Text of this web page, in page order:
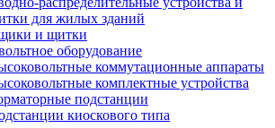
для жилых зданий
и щитки
оборудование
коммутационные аппараты
комплектные устройства
подстанции
киоскового типа